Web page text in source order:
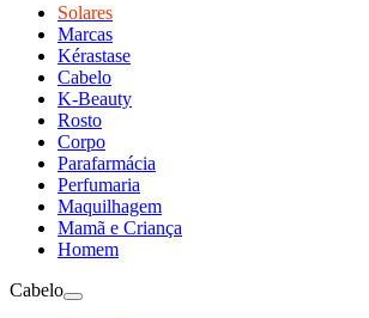
Solares
Marcas
Kérastase
Cabelo
K-Beauty
Rosto
Corpo
Parafarmácia
Perfumaria
Maquilhagem
Mamã e Criança
Homem
Cabelo